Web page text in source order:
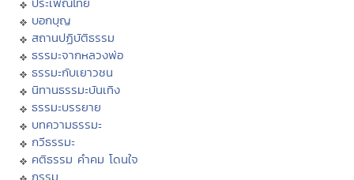
บอกบุญ
สถานปฏิบัติธรรม
ธรรมะจากหลวงพ่อ
ธรรมะกับเยาวชน
นิทานธรรมะบันเทิง
ธรรมะบรรยาย
บทความธรรมะ
กวีธรรมะ
คติธรรม คำคม โดนใจ